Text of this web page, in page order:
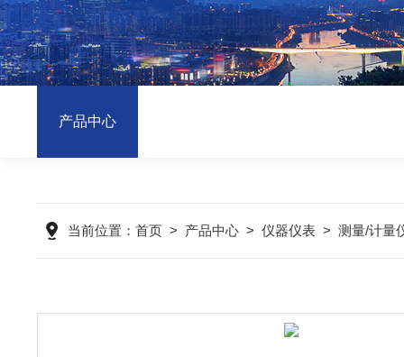
产品中心
当前位置： 首页> 产品中心> 仪器仪表> 测量/计量